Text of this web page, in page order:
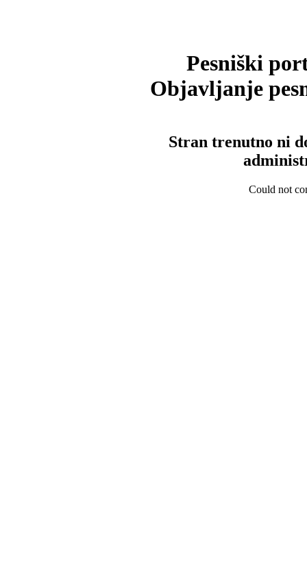
Pesniški
Objavljanje
Stran trenutno ni
Could not